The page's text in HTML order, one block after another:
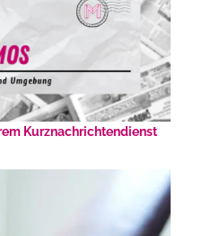
Kurznachrichtendienst